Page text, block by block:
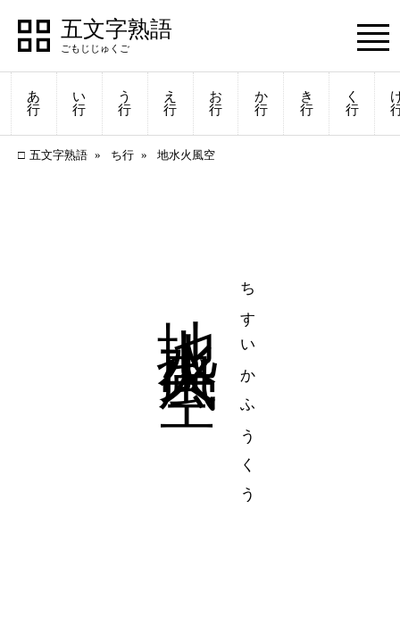
五文字熟語
あ
行
い
行
う
行
え
行
お
行
か
行
き
行
く
行
五文字熟語 ち行 地水火風空
ちすいかふうくう